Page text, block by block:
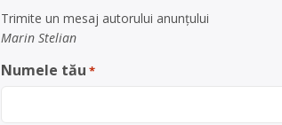
Trimite un mesaj autorului anunţului
Marin Stelian
Numele tău *